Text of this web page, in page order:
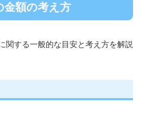
金額の考え方
関する一般的な目安と考え方を解説